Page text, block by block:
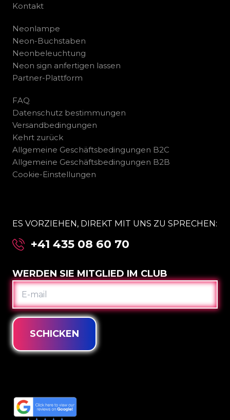
Kontakt
Neonlampe
Neon-Buchstaben
Neonbeleuchtung
Neon sign anfertigen lassen
Partner-Plattform
FAQ
Datenschutz bestimmungen
Versandbedingungen
Kehrt zurück
Allgemeine Geschäftsbedingungen B2C
Allgemeine Geschäftsbedingungen B2B
Cookie-Einstellungen
ES VORZIEHEN, DIREKT MIT UNS ZU SPRECHEN:
+41 435 08 60 70
WERDEN SIE MITGLIED IM CLUB
E-
MAIL
SCHICKEN